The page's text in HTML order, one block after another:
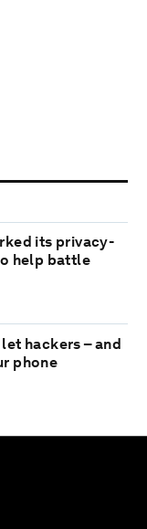
its privacy-
help battle
hackers – and
phone